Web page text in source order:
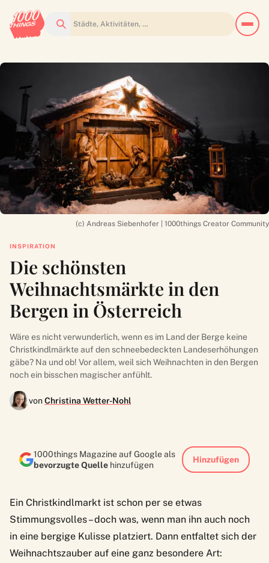
Suchen
(c) Andreas Siebenhofer | 1000things Creator Community
INSPIRATION
Die schönsten
Weihnachtsmärkte in den
Bergen in Österreich
Wäre es nicht verwunderlich, wenn es im Land der Berge keine
Christkindlmärkte auf den schneebedeckten Landeserhöhungen
gäbe? Na und ob! Vor allem, weil sich Weihnachten in den Bergen
noch ein bisschen magischer anfühlt.
vonChristina Wetter-Nohl
1000things Magazine auf Google als
bevorzugte Quelle hinzufügen
Hinzufügen
Ein Christkindlmarkt ist schon per se etwas
Stimmungsvolles – doch was, wenn man ihn auch noch
in eine bergige Kulisse platziert. Dann entfaltet sich der
Weihnachtszauber auf eine ganz besondere Art: